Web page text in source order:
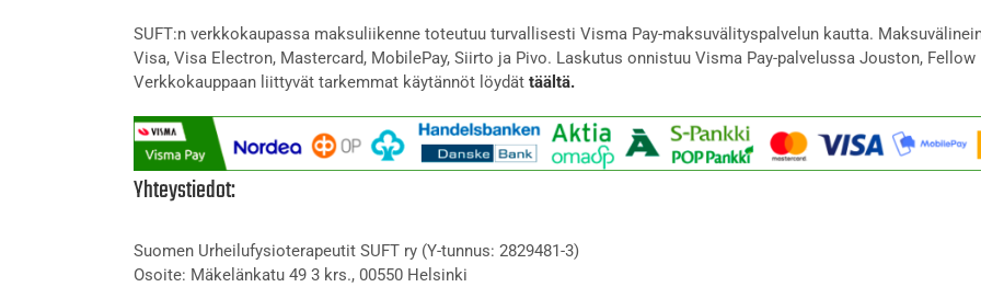
SUFT:n verkkokaupassa maksuliikenne toteutuu turvallisesti Visma Pay-maksuvälityspalvelun kautta.
Visa, Visa Electron, Mastercard, MobilePay, Siirto ja Pivo. Laskutus onnistuu Visma Pay-palvelussa Jouston,
Verkkokauppaan liittyvät tarkemmat käytännöt löydät täältä.
Yhteystiedot:
Suomen Urheilufysioterapeutit SUFT ry (Y-tunnus: 2829481-3)
Osoite: Mäkelänkatu 49 3 krs., 00550 Helsinki